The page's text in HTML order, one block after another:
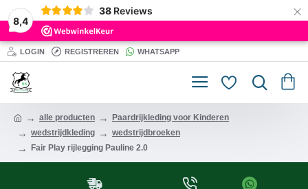
8,4
38 Reviews ×
LOGIN REGISTREREN WHATSAPP
alle producten
Paardrijkleding voor Kinderen
wedstrijdkleding
wedstrijdbroeken
Fair Play rijlegging Pauline 2.0